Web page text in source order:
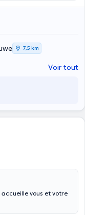
7,5 km
Voir tout
vous et votre